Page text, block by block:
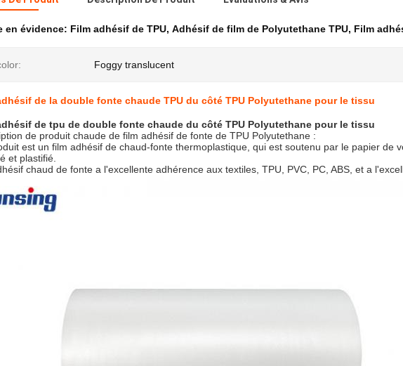
en évidence: Film adhésif de TPU, Adhésif de film de Polyutethane TPU, Film
Foggy translucent
de la double fonte chaude TPU du côté TPU Polyutethane pour le tissu
de tpu de double fonte chaude du côté TPU Polyutethane pour le tissu
de produit chaude de film adhésif de fonte de TPU Polyutethane :
est un film adhésif de chaud-fonte thermoplastique, qui est soutenu par le papier de
et plastifié.
chaud de fonte a l'excellente adhérence aux textiles, TPU, PVC, PC, ABS, et a